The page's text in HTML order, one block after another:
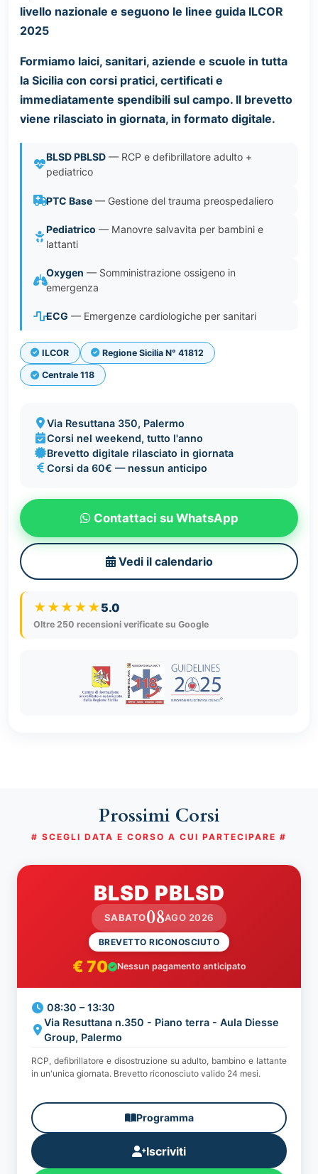
livello nazionale e seguono le linee guida ILCOR
2025
Formiamo laici, sanitari, aziende e scuole in tutta
la Sicilia con corsi pratici, certificati e
immediatamente spendibili sul campo. Il brevetto
viene rilasciato in giornata, in formato digitale.
BLSD PBLSD — RCP e defibrillatore adulto +
pediatrico
PTC Base — Gestione del trauma preospedaliero
Pediatrico — Manovre salvavita per bambini e
lattanti
Oxygen — Somministrazione ossigeno in
emergenza
ECG — Emergenze cardiologiche per sanitari
ILCOR Regione Sicilia N° 41812
Centrale 118
Via Resuttana 350, Palermo
Corsi nel weekend, tutto l'anno
Brevetto digitale rilasciato in giornata
Corsi da 60€ — nessun anticipo
Contattaci su WhatsApp
Vedi il calendario
★★★★★5.0
Oltre 250 recensioni verificate su Google
Prossimi Corsi
# SCEGLI DATA E CORSO A CUI PARTECIPARE #
BLSD PBLSD
SABATO08AGO 2026
BREVETTO RICONOSCIUTO
€ 70 Nessun pagamento anticipato
08:30 – 13:30
Via Resuttana n.350 - Piano terra - Aula Diesse
Group, Palermo
RCP, defibrillatore e disostruzione su adulto, bambino e lattante
in un'unica giornata. Brevetto riconosciuto valido 24 mesi.
Programma
Iscriviti